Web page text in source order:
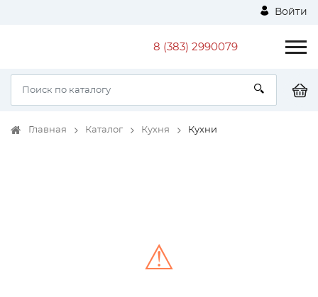
Войти
8 (383) 2990079
Главная Каталог Кухня Кухни
⚠